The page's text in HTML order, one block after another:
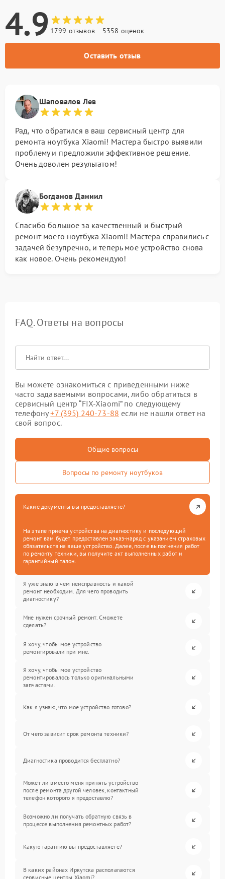
4.9 1799 отзывов 5358 оценок
Оставить отзыв
Шаповалов Лев
Рад, что обратился в ваш сервисный центр для
ремонта ноутбука Xiaomi! Мастера быстро выявили
проблему и предложили эффективное решение.
Очень доволен результатом!
Богданов Даниил
Спасибо большое за качественный и быстрый
ремонт моего ноутбука Xiaomi! Мастера справились с
задачей безупречно, и теперь мое устройство снова
как новое. Очень рекомендую!
FAQ. Ответы на вопросы
Вы можете ознакомиться с приведенными ниже
часто задаваемыми вопросами, либо обратиться в
сервисный центр “FIX-Xiaomi” по следующему
телефону+7 (395) 240-73-88 если не нашли ответ на
свой вопрос.
Общие вопросы
Вопросы по ремонту ноутбуков
Какие документы вы предоставляете?
На этапе приема устройства на диагностику и последующий
ремонт вам будет предоставлен заказ-наряд с указанием страховых
обязательств на ваше устройство. Далее, после выполнения работ
по ремонту техники, вы получите акт выполненных работ и
гарантийный талон.
Я уже знаю в чем неисправность и какой
ремонт необходим. Для чего проводить
диагностику?
Мне нужен срочный ремонт. Сможете
сделать?
Я хочу, чтобы мое устройство
ремонтировали при мне.
Я хочу, чтобы мое устройство
ремонтировалось только оригинальными
запчастями.
Как я узнаю, что мое устройство готово?
От чего зависит срок ремонта техники?
Диагностика проводится бесплатно?
Может ли вместо меня принять устройство
после ремонта другой человек, контактный
телефон которого я предоставлю?
Возможно ли получать обратную связь в
процессе выполнения ремонтных работ?
Какую гарантию вы предоставляете?
В каких районах Иркутска располагаются
сервисные центры Xiaomi?